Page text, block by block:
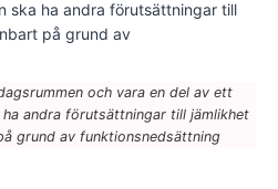
och vara en del av ett
andra förutsättningar till jämlikhet
grund av funktionsnedsättning